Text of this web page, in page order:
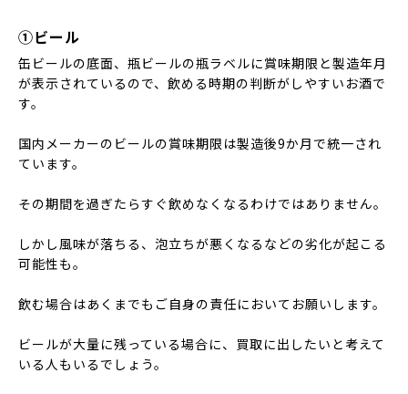
①ビール
缶ビールの底面、瓶ビールの瓶ラベルに賞味期限と製造年月
が表示されているので、飲める時期の判断がしやすいお酒で
す。
国内メーカーのビールの賞味期限は製造後9か月で統一され
ています。
その期間を過ぎたらすぐ飲めなくなるわけではありません。
しかし風味が落ちる、泡立ちが悪くなるなどの劣化が起こる
可能性も。
飲む場合はあくまでもご自身の責任においてお願いします。
ビールが大量に残っている場合に、買取に出したいと考えて
いる人もいるでしょう。